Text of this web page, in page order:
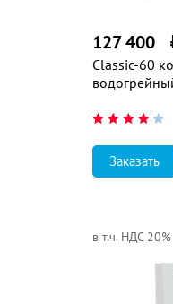
Classic-60
127 400
Заказать
в т.ч. НДС 20%